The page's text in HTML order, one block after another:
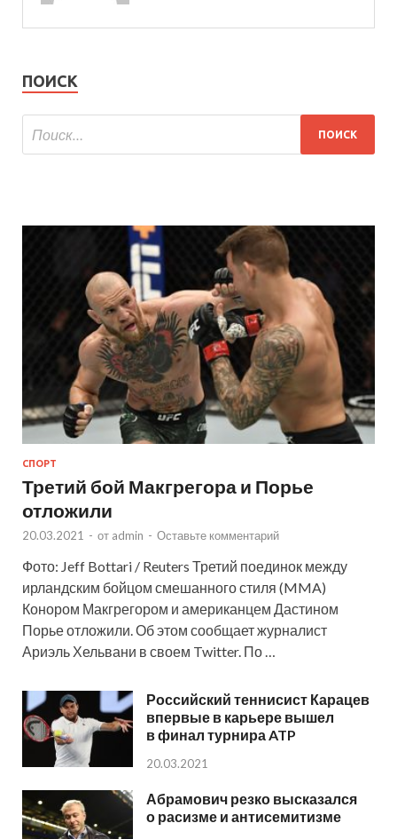
ПОИСК
СПОРТ
Третий бой Макгрегора и Порье
отложили
20.03.2021 - от admin - Оставьте комментарий
Фото: Jeff Bottari / Reuters Третий поединок между
ирландским бойцом смешанного стиля (MMA)
Конором Макгрегором и американцем Дастином
Порье отложили. Об этом сообщает журналист
Ариэль Хельвани в своем Twitter. По …
Российский теннисист Карацев
впервые в карьере вышел
в финал турнира ATP
20.03.2021
Абрамович резко высказался
о расизме и антисемитизме